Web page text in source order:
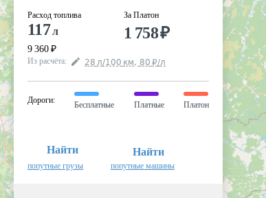
Расход топлива
117л
9 360 ₽
За Платон
1 758₽
Из расчёта: 28 л/100 км, 80 ₽/л
Дороги:
Бесплатные Платные Платон
Найти
попутные грузы
Найти
попутные машины